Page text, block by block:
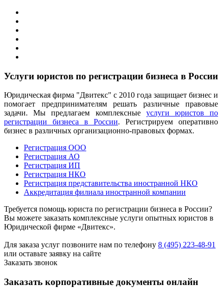
Услуги юристов по регистрации бизнеса в России
Юридическая фирма "Двитекс" с 2010 года защищает бизнес и
помогает предпринимателям решать различные правовые
задачи. Мы предлагаем комплексные услуги юристов по
регистрации бизнеса в России. Регистрируем оперативно
бизнес в различных организационно-правовых формах.
Регистрация ООО
Регистрация АО
Регистрация ИП
Регистрация НКО
Регистрация представительства иностранной НКО
Аккредитация филиала иностранной компании
Требуется помощь юриста по регистрации бизнеса в России?
Вы можете заказать комплексные услуги опытных юристов в
Юридической фирме «Двитекс».
Для заказа услуг позвоните нам по телефону 8 (495) 223-48-91
или оставьте заявку на сайте
Заказать звонок
Заказать корпоративные документы онлайн